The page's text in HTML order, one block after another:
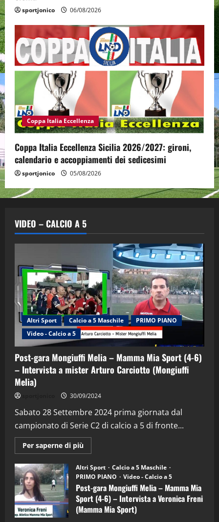
sportjonico 06/08/2026
Coppa Italia Eccellenza
Coppa Italia Eccellenza Sicilia 2026/2027: gironi,
calendario e accoppiamenti dei sedicesimi
sportjonico 05/08/2026
VIDEO – CALCIO A 5
Altri Sport Calcio a 5 Maschile
PRIMO PIANO
Video - Calcio a 5
Post-gara Mongiuffi Melia – Mamma Mia Sport (4-6)
– Intervista a mister Arturo Carciotto (Mongiuffi
Melia)
30/09/2024
Sabato 28 Settembre 2024 prima giornata dal
campionato di Serie C2 di calcio a 5 di fronte...
Per saperne di più
informazioni
Post-
gara
Mongiuffi
Melia
–
Mamma
Mia
Sport
Altri Sport
Calcio a 5 Maschile
PRIMO PIANO
Video - Calcio a 5
Post-gara Mongiuffi Melia – Mamma Mia
Sport (4-6) – Intervista a Veronica Freni
(Mamma Mia Sport)
2
"SportEmpire" in Podcast Sport News
“SportEmpire” in Podcast: 29^ Puntata
(Martedi 28 Aprile 2026)
28/04/2026
3
"SportEmpire" in Podcast
(Martedi 21 Aprile 2026)
21/04/2026
4
"SportEmpire" in Podcast
“SportEmpire” in Podcast: 27^ Puntata
(Martedi 14 Aprile 2026)
15/04/2026